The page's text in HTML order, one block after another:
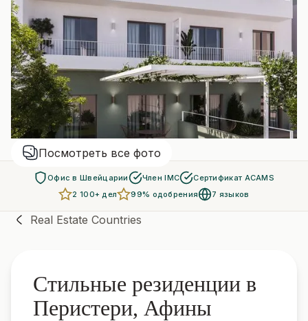
Посмотреть все фото
Офис в Швейцарии Член IMC
Сертификат ACAMS
2 100+ дел
99% одобрения 7 языков
Real Estate Countries
Стильные резиденции в
Перистери, Афины